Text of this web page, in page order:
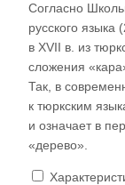
Согласно
русского языка
в XVII в. из
сложения
Так, в
к тюркским
и означает в
«дерево».